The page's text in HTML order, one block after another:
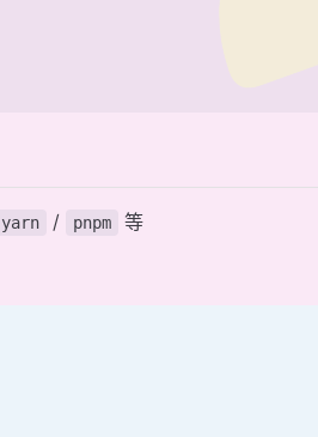
yarn / pnpm 等